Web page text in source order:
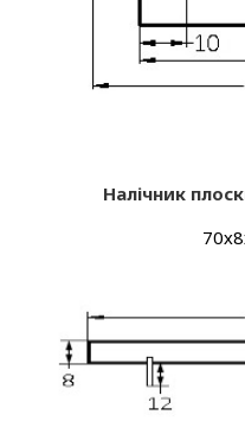
Налічник